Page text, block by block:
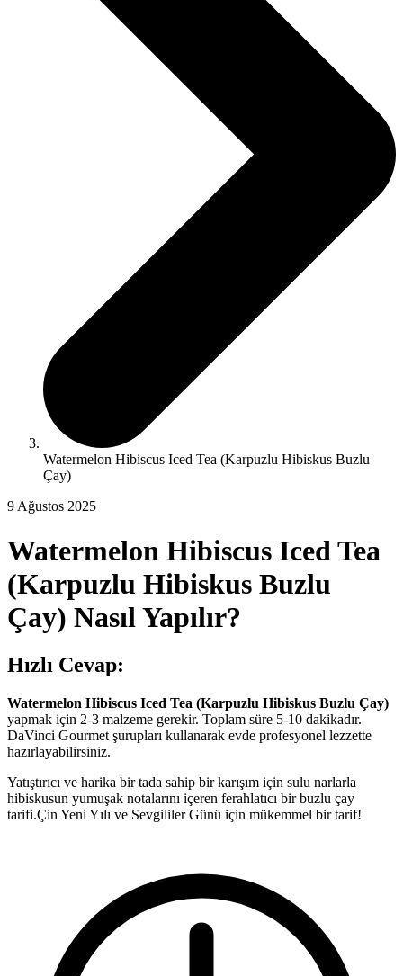
Watermelon Hibiscus Iced Tea (Karpuzlu Hibiskus Buzlu
Çay)
9 Ağustos 2025
Watermelon Hibiscus Iced Tea
(Karpuzlu Hibiskus Buzlu
Çay) Nasıl Yapılır?
Hızlı Cevap:
Watermelon Hibiscus Iced Tea (Karpuzlu Hibiskus Buzlu Çay)
yapmak için 2-3 malzeme gerekir. Toplam süre 5-10 dakikadır.
DaVinci Gourmet şurupları kullanarak evde profesyonel lezzette
hazırlayabilirsiniz.
Yatıştırıcı ve harika bir tada sahip bir karışım için sulu narlarla
hibiskusun yumuşak notalarını içeren ferahlatıcı bir buzlu çay
tarifi.Çin Yeni Yılı ve Sevgililer Günü için mükemmel bir tarif!